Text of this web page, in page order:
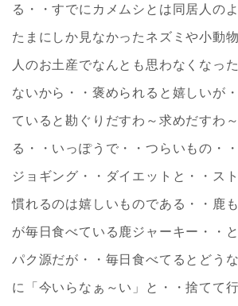
る・・すでにカメムシとは同居人の
たまにしか見なかったネズミや小動
人のお土産でなんとも思わなくなっ
ないから・・褒められると嬉しいが
ていると勘ぐりだすわ～求めだすわ
る・・いっぽうで・・つらいもの・
ジョギング・・ダイエットと・・ス
慣れるのは嬉しいものである・・鹿
が毎日食べている鹿ジャーキー・・
パク源だが・・毎日食べてるとどう
に「今いらなぁ～い」と・・捨てて